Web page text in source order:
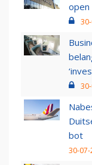
open
bot
30-